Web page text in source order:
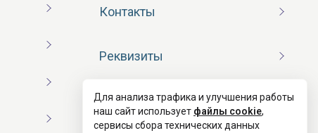
Контакты
Реквизиты
Договор оферты
Для анализа трафика и улучшения работы
наш сайт использует файлы cookie,
сервисы сбора технических данных